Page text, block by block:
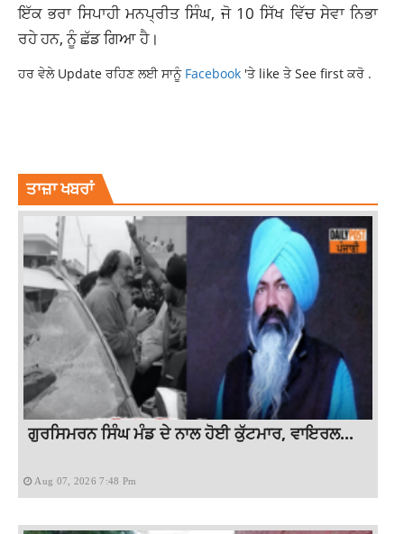
ਇੱਕ ਭਰਾ ਸਿਪਾਹੀ ਮਨਪ੍ਰੀਤ ਸਿੰਘ, ਜੋ 10 ਸਿੱਖ ਵਿੱਚ ਸੇਵਾ ਨਿਭਾ
ਰਹੇ ਹਨ, ਨੂੰ ਛੱਡ ਗਿਆ ਹੈ।
ਹਰ ਵੇਲੇ Update ਰਹਿਣ ਲਈ ਸਾਨੂੰ Facebook 'ਤੇ like ਤੇ See first ਕਰੋ .
ਤਾਜ਼ਾ ਖਬਰਾਂ
ਗੁਰਸਿਮਰਨ ਸਿੰਘ ਮੰਡ ਦੇ ਨਾਲ ਹੋਈ ਕੁੱਟਮਾਰ, ਵਾਇਰਲ...
Aug 07, 2026 7:48 Pm